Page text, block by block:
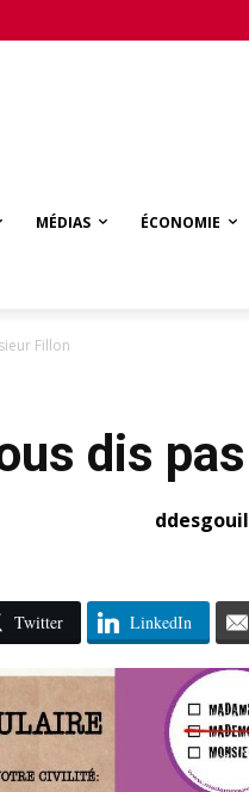
MÉDIAS ÉCONOMIE
Fillon
dis
Twitter LinkedIn